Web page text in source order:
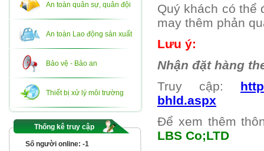
An toàn quân sự, quân đội
An toàn Lao động sản xuất
Bảo vệ - Bảo an
Thiết bị xử lý môi trường
Thống kê truy cập
Số người online: -1
Quý khách có thể
may thêm phản
Lưu ý:
Nhận đặt hàng
Truy cập:
bhld.aspx
Để xem thêm
LBS Co;LTD